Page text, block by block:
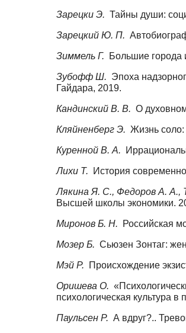
Зарецки Э. Тайны души:
Зарецкий Ю. П.
Зиммель Г. Большие города
Зубофф Ш. Эпоха
Гайдара, 2019.
Кандинский В. В. О
Кляйненберг Э. Жизнь
Куренной В. А.
Лихи Т. История
Лякина Я. С., Федоров А. А.,
Высшей школы экономики.
Миронов Б. Н. Российская
Мозер Б. Сьюзен Зонтаг:
Мэй Р. Происхождение
Оришева О.
психологическая культура
Паульсен Р. А вдруг?..